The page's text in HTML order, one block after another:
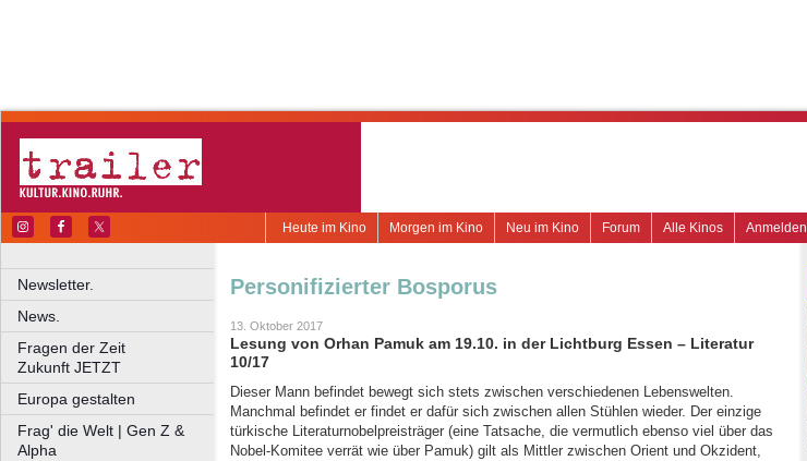
Anmelden
Alle Kinos
Forum
Neu im Kino
Morgen im Kino
Heute im Kino
Newsletter.
News.
Fragen der Zeit
Zukunft JETZT
Europa gestalten
Frag' die Welt | Gen Z &
Alpha
Personifizierter Bosporus
13. Oktober 2017
Lesung von Orhan Pamuk am 19.10. in der Lichtburg Essen – Literatur
10/17
Dieser Mann befindet bewegt sich stets zwischen verschiedenen Lebenswelten.
Manchmal befindet er findet er dafür sich zwischen allen Stühlen wieder. Der einzige
türkische Literaturnobelpreisträger (eine Tatsache, die vermutlich ebenso viel über das
Nobel-Komitee verrät wie über Pamuk) gilt als Mittler zwischen Orient und Okzident,